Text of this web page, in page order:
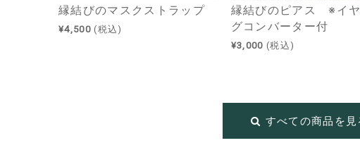
縁結びのマスクストラップ
¥4,500 (税込)
縁結びのピアス ※イ
グコンバーター付
¥3,000 (税込)
すべての商品を見